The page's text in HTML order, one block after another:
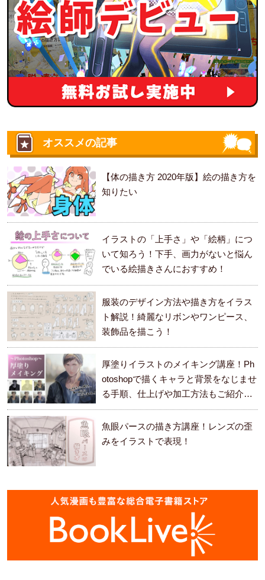
オススメの記事
【体の描き方 2020年版】絵の描き方を
知りたい
イラストの「上手さ」や「絵柄」につ
いて知ろう！下手、画力がないと悩ん
でいる絵描きさんにおすすめ！
服装のデザイン方法や描き方をイラス
ト解説！綺麗なリボンやワンピース、
装飾品を描こう！
厚塗りイラストのメイキング講座！Ph
otoshopで描くキャラと背景をなじませ
る手順、仕上げや加工方法もご紹介し
ます。
魚眼パースの描き方講座！レンズの歪
みをイラストで表現！